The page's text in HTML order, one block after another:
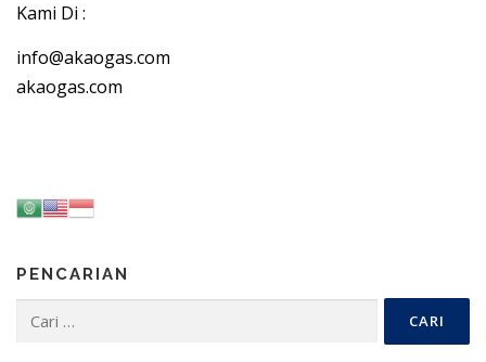
Kami Di :
info@akaogas.com
akaogas.com
PENCARIAN
Cari